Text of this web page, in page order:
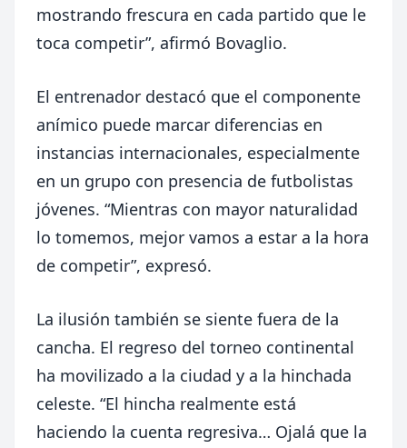
mostrando frescura en cada partido que le
toca competir”, afirmó Bovaglio.
El entrenador destacó que el componente
anímico puede marcar diferencias en
instancias internacionales, especialmente
en un grupo con presencia de futbolistas
jóvenes. “Mientras con mayor naturalidad
lo tomemos, mejor vamos a estar a la hora
de competir”, expresó.
La ilusión también se siente fuera de la
cancha. El regreso del torneo continental
ha movilizado a la ciudad y a la hinchada
celeste. “El hincha realmente está
haciendo la cuenta regresiva… Ojalá que la